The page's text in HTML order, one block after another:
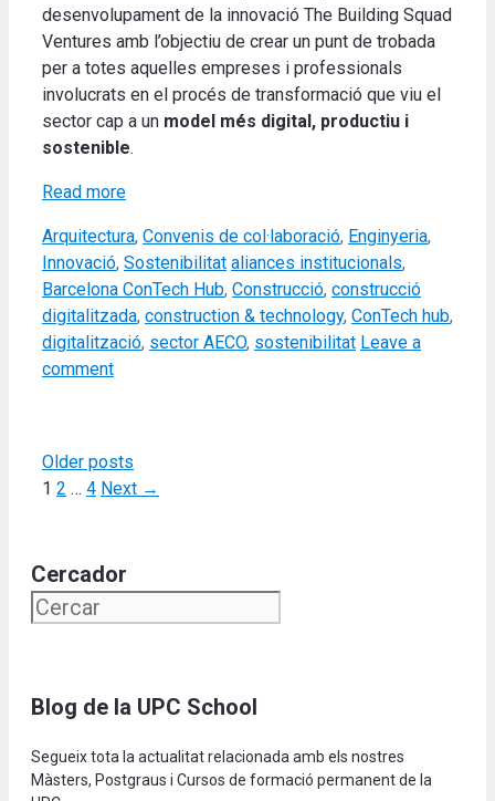
desenvolupament de la innovació The Building Squad
Ventures amb l’objectiu de crear un punt de trobada
per a totes aquelles empreses i professionals
involucrats en el procés de transformació que viu el
sector cap a un model més digital, productiu i
sostenible.
Read more
Categories
Arquitectura, Convenis de col·laboració, Enginyeria,
Innovació, Sostenibilitat Tags
aliances institucionals,
Barcelona ConTech Hub, Construcció, construcció
digitalitzada, construction & technology, ConTech hub,
digitalització, sector AECO, sostenibilitat Leave a
comment
Older posts
Page
1 Page
2 … Page
4 Next →
Cercador
Blog de la UPC School
Segueix tota la actualitat relacionada amb els nostres
Màsters, Postgraus i Cursos de formació permanent de la